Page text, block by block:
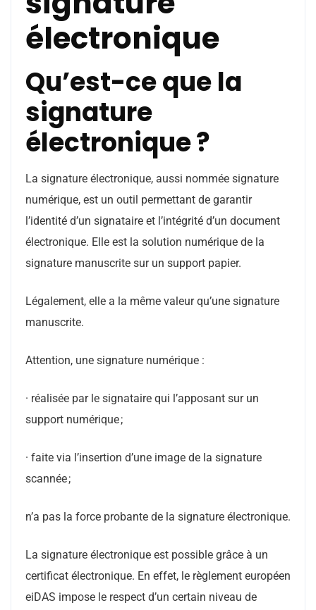
électronique
Qu’est-ce que la
signature
électronique ?
La signature électronique, aussi nommée signature
numérique, est un outil permettant de garantir
l’identité d’un signataire et l’intégrité d’un document
électronique. Elle est la solution numérique de la
signature manuscrite sur un support papier.
Légalement, elle a la même valeur qu’une signature
manuscrite.
Attention, une signature numérique :
· réalisée par le signataire qui l’apposant sur un
support numérique ;
· faite via l’insertion d’une image de la signature
scannée ;
n’a pas la force probante de la signature électronique.
La signature électronique est possible grâce à un
certificat électronique. En effet, le règlement européen
eiDAS impose le respect d’un certain niveau de